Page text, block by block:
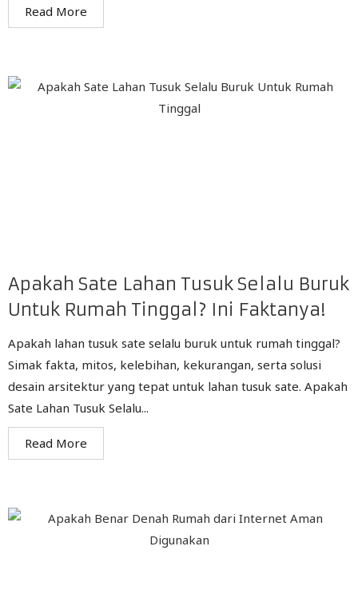
Read More
Apakah Sate Lahan Tusuk Selalu Buruk
Untuk Rumah Tinggal? Ini Faktanya!
Apakah lahan tusuk sate selalu buruk untuk rumah tinggal?
Simak fakta, mitos, kelebihan, kekurangan, serta solusi
desain arsitektur yang tepat untuk lahan tusuk sate. Apakah
Sate Lahan Tusuk Selalu...
Read More